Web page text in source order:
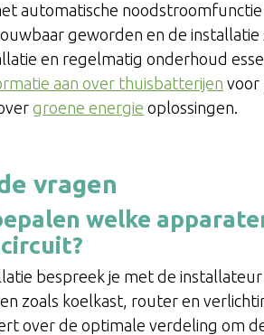
automatische
geworden en de
en regelmatig onderhoud
aan over thuisbatterijen voor
groene energie oplossingen.
vragen
welke
bespreek je met de
zoals koelkast, router en
over de optimale verdeling om